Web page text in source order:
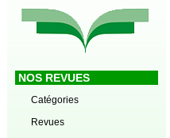
NOS REVUES
Catégories
Revues